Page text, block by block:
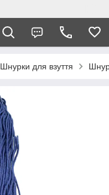
Шнурки для взуття